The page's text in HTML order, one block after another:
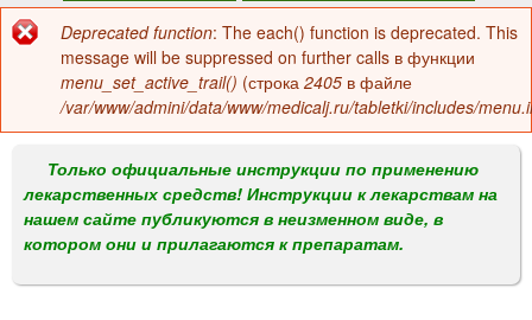
а
в
о
м
е
н
Сообщение
об
ошибке
Deprecated function: The each() function is deprecated. This
message will be suppressed on further calls в функции
menu_set_active_trail() (строка 2405 в файле
/var/www/admini/data/www/medicalj.ru/tabletki/includes/
Только официальные инструкции по применению
лекарственных средств! Инструкции к лекарствам на
нашем сайте публикуются в неизменном виде, в
котором они и прилагаются к препаратам.